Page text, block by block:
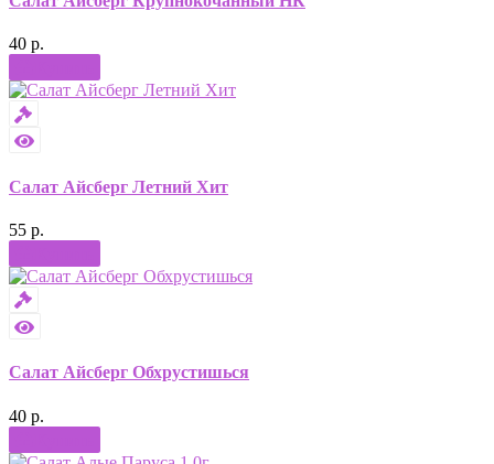
40 р.
Салат Айсберг Летний Хит
55 р.
Салат Айсберг Обхрустишься
40 р.